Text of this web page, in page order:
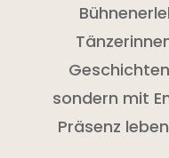
sondern mit
Präsenz